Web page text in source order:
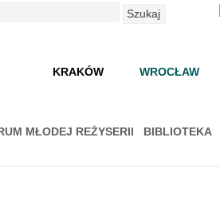
Szukaj
KRAKÓW WROCŁAW
MŁODEJ REŻYSERII BIBLIOTEKA